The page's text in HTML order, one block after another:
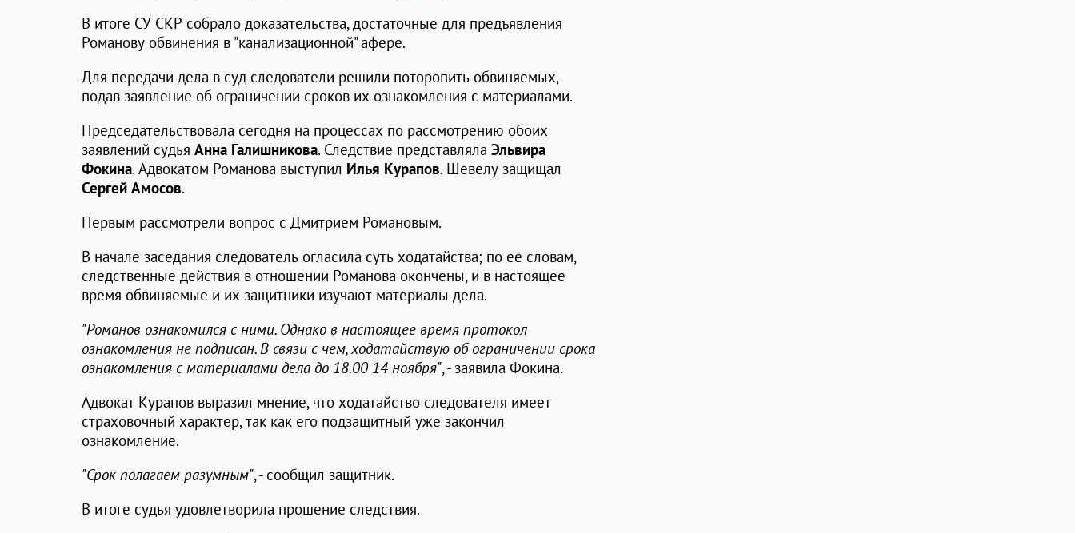
В итоге СУ СКР собрало доказательства, достаточные для предъявления
Романову обвинения в "канализационной" афере.
Для передачи дела в суд следователи решили поторопить обвиняемых,
подав заявление об ограничении сроков их ознакомления с материалами.
Председательствовала сегодня на процессах по рассмотрению обоих
заявлений судья Анна Галишникова. Следствие представляла Эльвира
Фокина. Адвокатом Романова выступил Илья Курапов. Шевелу защищал
Сергей Амосов.
Первым рассмотрели вопрос с Дмитрием Романовым.
В начале заседания следователь огласила суть ходатайства; по ее словам,
следственные действия в отношении Романова окончены, и в настоящее
время обвиняемые и их защитники изучают материалы дела.
"Романов ознакомился с ними. Однако в настоящее время протокол
ознакомления не подписан. В связи с чем, ходатайствую об ограничении срока
ознакомления с материалами дела до 18.00 14 ноября", - заявила Фокина.
Адвокат Курапов выразил мнение, что ходатайство следователя имеет
страховочный характер, так как его подзащитный уже закончил
ознакомление.
"Срок полагаем разумным", - сообщил защитник.
В итоге судья удовлетворила прошение следствия.